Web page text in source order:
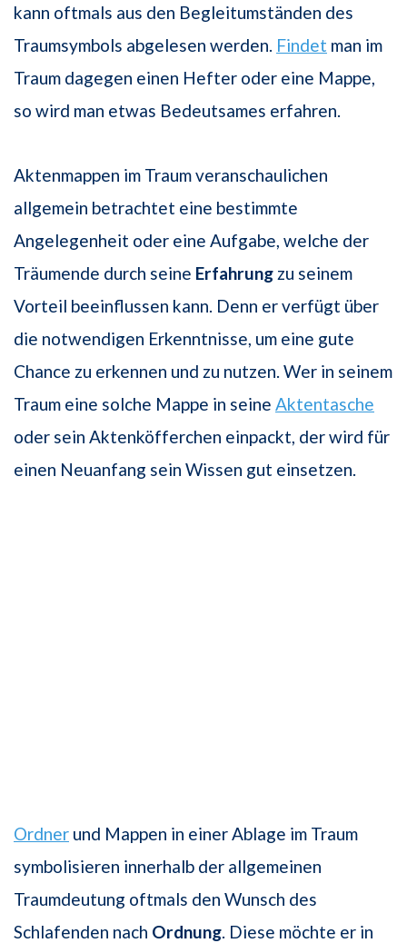
kann oftmals aus den Begleitumständen des
Traumsymbols abgelesen werden. Findet man im
Traum dagegen einen Hefter oder eine Mappe,
so wird man etwas Bedeutsames erfahren.
Aktenmappen im Traum veranschaulichen
allgemein betrachtet eine bestimmte
Angelegenheit oder eine Aufgabe, welche der
Träumende durch seine Erfahrung zu seinem
Vorteil beeinflussen kann. Denn er verfügt über
die notwendigen Erkenntnisse, um eine gute
Chance zu erkennen und zu nutzen. Wer in seinem
Traum eine solche Mappe in seine Aktentasche
oder sein Aktenköfferchen einpackt, der wird für
einen Neuanfang sein Wissen gut einsetzen.
Ordner und Mappen in einer Ablage im Traum
symbolisieren innerhalb der allgemeinen
Traumdeutung oftmals den Wunsch des
Schlafenden nach Ordnung . Diese möchte er in